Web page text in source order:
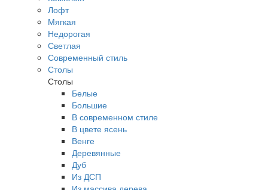
Лофт
Мягкая
Недорогая
Светлая
Современный стиль
Столы
Столы
Белые
Большие
В современном стиле
В цвете ясень
Венге
Деревянные
Дуб
Из ДСП